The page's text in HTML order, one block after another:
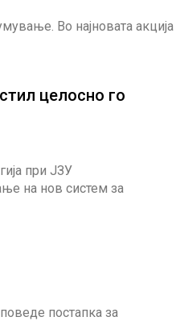
Во најновата акција
целосно го
при ЈЗУ
на нов систем за
постапка за